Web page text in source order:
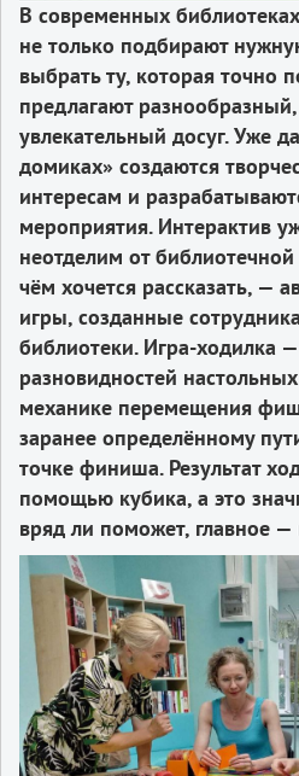
В современных
не только подбирают
выбрать ту, которая точно
предлагают
увлекательный досуг. Уже
домиках» создаются
интересам и
мероприятия. Интерактив
неотделим от библиотечной
чём хочется рассказать, —
игры, созданные
библиотеки. Игра-ходилка
разновидностей
механике перемещения
заранее определённому
точке финиша. Результат
помощью кубика, а это
вряд ли поможет, главное —